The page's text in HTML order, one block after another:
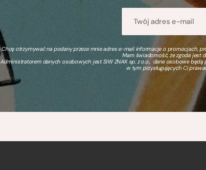
Chcę otrzymywać na podany przeze mnie adres e-mail informacje o promocjach,
Mam świadomość, że zgoda jest
Administratorem danych osobowych jest SIW ZNAK sp. z o.o., dane osobowe
w tym przysługujących Ci